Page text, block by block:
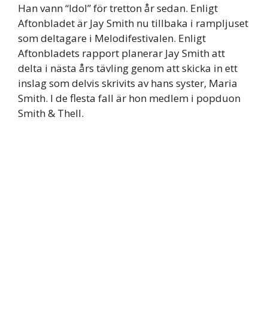
Han vann “Idol” för tretton år sedan. Enligt
Aftonbladet är Jay Smith nu tillbaka i rampljuset
som deltagare i Melodifestivalen. Enligt
Aftonbladets rapport planerar Jay Smith att
delta i nästa års tävling genom att skicka in ett
inslag som delvis skrivits av hans syster, Maria
Smith. I de flesta fall är hon medlem i popduon
Smith & Thell.